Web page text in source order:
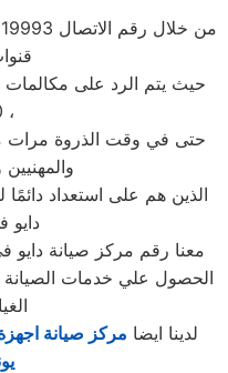
حيث يتم الرد على مكالمات
30 ثانية ،
حتى في وقت الذروة مرات من
الذين هم على استعداد
دايو
معنا رقم مركز صيانة
الحصول علي خدمات الصيانة
لدينا ايضا مركز صيانة